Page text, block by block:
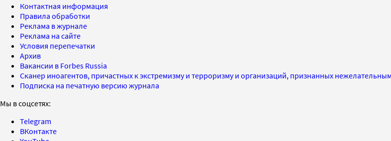
Контактная информация
Правила обработки
Реклама в журнале
Реклама на сайте
Условия перепечатки
Архив
Вакансии в Forbes Russia
Сканер иноагентов, причастных к экстремизму и терроризму и организаций, признанных
Подписка на печатную версию журнала
Мы в соцсетях:
Telegram
ВКонтакте